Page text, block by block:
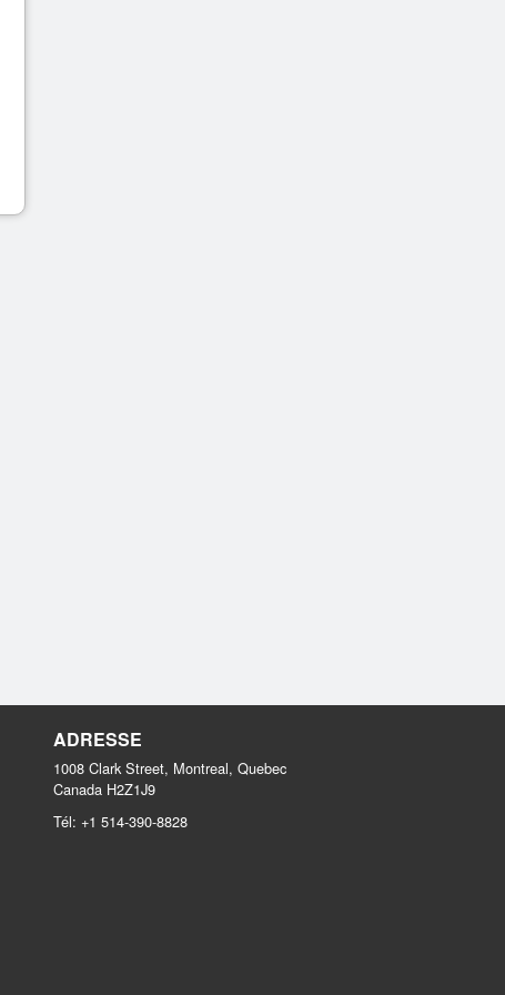
ADRESSE
1008 Clark Street, Montreal, Quebec
Canada H2Z1J9
Tél: +1 514-390-8828